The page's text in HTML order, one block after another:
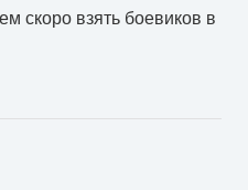
скоро взять боевиков в